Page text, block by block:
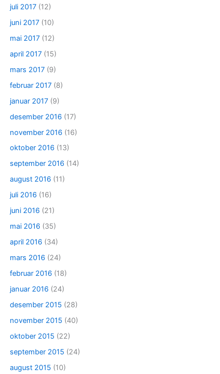
juli 2017 (12)
juni 2017 (10)
mai 2017 (12)
april 2017 (15)
mars 2017 (9)
februar 2017 (8)
januar 2017 (9)
desember 2016 (17)
november 2016 (16)
oktober 2016 (13)
september 2016 (14)
august 2016 (11)
juli 2016 (16)
juni 2016 (21)
mai 2016 (35)
april 2016 (34)
mars 2016 (24)
februar 2016 (18)
januar 2016 (24)
desember 2015 (28)
november 2015 (40)
oktober 2015 (22)
september 2015 (24)
august 2015 (10)